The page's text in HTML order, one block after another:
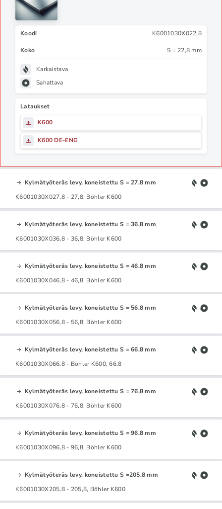
Koodi K6001030X022,8
Koko S = 22,8 mm
Karkaistava
Sahattava
Lataukset
K600
K600 DE-ENG
Kylmätyöteräs levy, koneistettu S = 27,8 mm
K6001030X027,8 - 27,8, Böhler K600
Kylmätyöteräs levy, koneistettu S = 36,8 mm
K6001030X036,8 - 36,8, Böhler K600
Kylmätyöteräs levy, koneistettu S = 46,8 mm
K6001030X046,8 - 46,8, Böhler K600
Kylmätyöteräs levy, koneistettu S = 56,8 mm
K6001030X056,8 - 56,8, Böhler K600
Kylmätyöteräs levy, koneistettu S = 66,8 mm
K6001030X066,8 - Böhler K600, 66,8
Kylmätyöteräs levy, koneistettu S = 76,8 mm
K6001030X076,8 - 76,8, Böhler K600
Kylmätyöteräs levy, koneistettu S = 96,8 mm
K6001030X096,8 - 96,8, Böhler K600
Kylmätyöteräs levy, koneistettu S =205,8 mm
K6001030X205,8 - 205,8, Böhler K600